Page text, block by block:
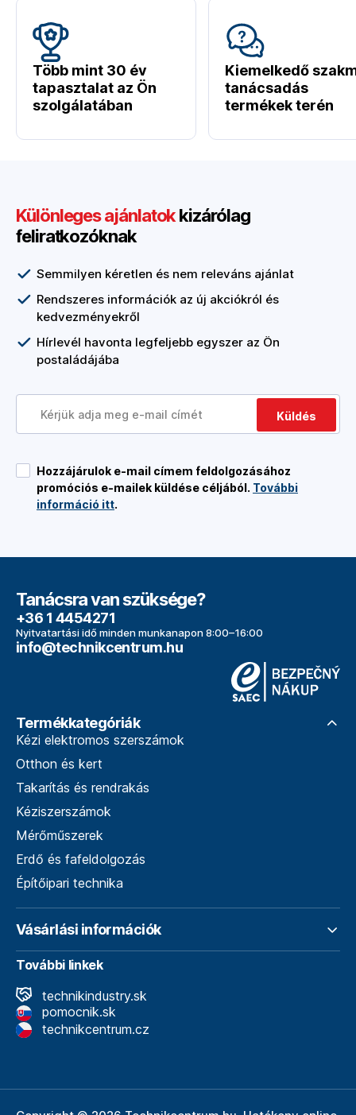
Több mint 30 év
tapasztalat az Ön
szolgálatában
Kiemelkedő
tanácsadás
termékek terén
Különleges ajánlatokkizárólag
feliratkozóknak
Semmilyen kéretlen és nem releváns ajánlat
Rendszeres információk az új akciókról és
kedvezményekről
Hírlevél havonta legfeljebb egyszer az Ön
postaládájába
Küldés
Hozzájárulok e-mail címem feldolgozásához
promóciós e-mailek küldése céljából. További
információ itt.
Tanácsra van szüksége?
+36 1 4454271
Nyitvatartási idő minden munkanapon 8:00–16:00
info@technikcentrum.hu
Termékkategóriák
Kézi elektromos szerszámok
Otthon és kert
Takarítás és rendrakás
Kéziszerszámok
Mérőműszerek
Erdő és fafeldolgozás
Építőipari technika
Vásárlási információk
További linkek
technikindustry.sk
pomocnik.sk
technikcentrum.cz